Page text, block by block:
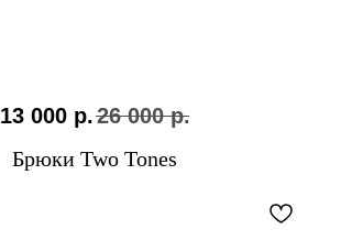
13 000 р.26 000 р.
Брюки Two Tones